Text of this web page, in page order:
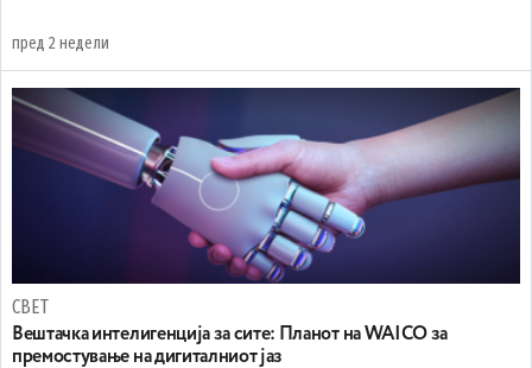
пред 2 недели
СВЕТ
Вештачка интелигенција за сите: Планот на WAICO за
премостување на дигиталниот јаз